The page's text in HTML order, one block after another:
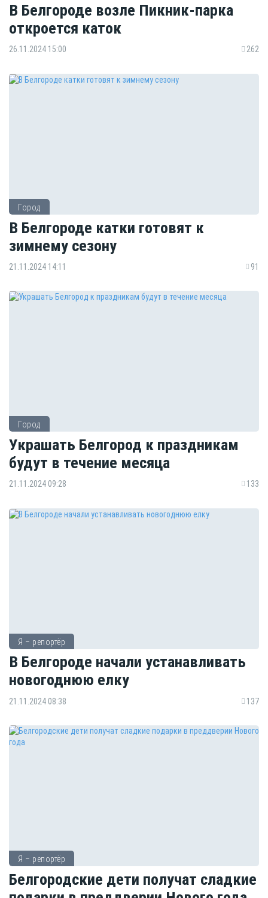
В Белгороде возле Пикник-парка
откроется каток
26.11.2024 15:00 262
Город
В Белгороде катки готовят к
зимнему сезону
21.11.2024 14:11 91
Город
Украшать Белгород к праздникам
будут в течение месяца
21.11.2024 09:28 133
Я – репортёр
В Белгороде начали устанавливать
новогоднюю елку
21.11.2024 08:38 137
Я – репортёр
Белгородские дети получат сладкие